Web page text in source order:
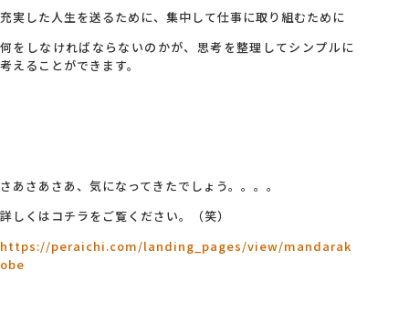
充実した人生を送るために、集中して仕事に取り組むために
何をしなければならないのかが、思考を整理してシンプルに
考えることができます。
さあさあさあ、気になってきたでしょう。。。。
詳しくはコチラをご覧ください。（笑）
https://peraichi.com/landing_pages/view/mandarak
obe